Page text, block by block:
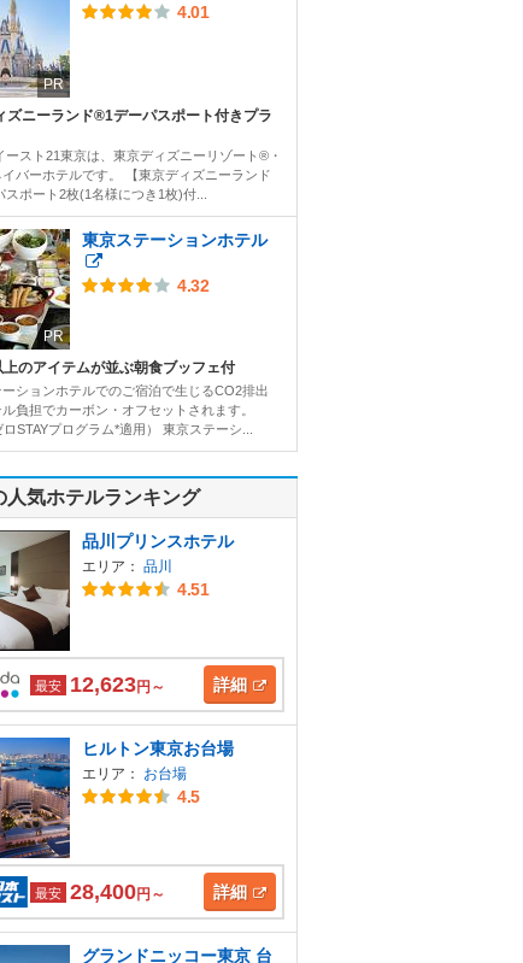
PR
4.01
ズニーランド®1デーパスポート付きプラ
ースト21東京は、東京ディズニーリゾート®・
イバーホテルです。 【東京ディズニーランド
ポート2枚(1名様につき1枚)付...
PR
東京ステーションホテル
4.32
のアイテムが並ぶ朝食ブッフェ付
ションホテルでのご宿泊で生じるCO2排出
負担でカーボン・オフセットされます。
ロSTAYプログラム*適用） 東京ステーシ...
人気ホテルランキング
品川プリンスホテル
エリア： 品川
4.51
最安 12,623円～ 詳細
ヒルトン東京お台場
エリア： お台場
4.5
最安 28,400円～ 詳細
グランドニッコー東京 台